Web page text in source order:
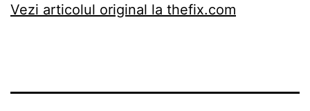
Vezi articolul original la thefix.com